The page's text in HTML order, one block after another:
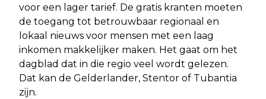
voor een lager tarief. De gratis kranten moeten
de toegang tot betrouwbaar regionaal en
lokaal nieuws voor mensen met een laag
inkomen makkelijker maken. Het gaat om het
dagblad dat in die regio veel wordt gelezen.
Dat kan de Gelderlander, Stentor of Tubantia
zijn.